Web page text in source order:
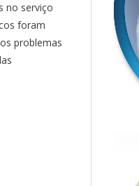
no serviço
foram
problemas